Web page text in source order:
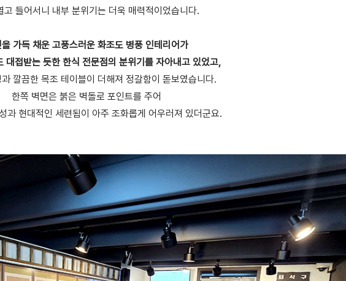
고 들어서니 내부 분위기는 더욱 매력적이었습니다.
을 가득 채운 고풍스러운 화조도 병풍 인테리어가
대접받는 듯한 한식 전문점의 분위기를 자아내고 있었고,
깔끔한 목조 테이블이 더해져 정갈함이 돋보였습니다.
한쪽 벽면은 붉은 벽돌로 포인트를 주어
과 현대적인 세련됨이 아주 조화롭게 어우러져 있더군요.